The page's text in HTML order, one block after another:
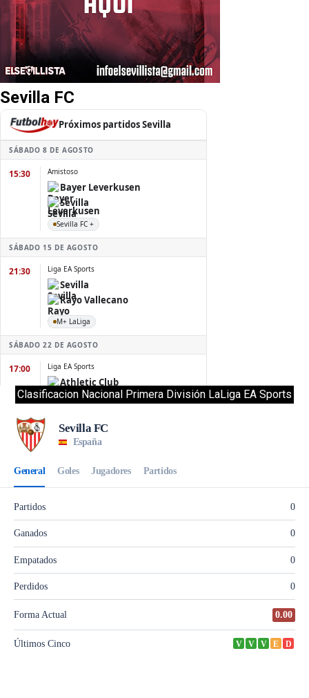
Sevilla FC
Clasificacion Nacional Primera División LaLiga EA Sports